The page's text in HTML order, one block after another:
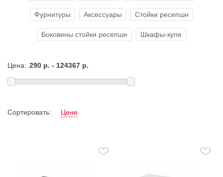
Фурнитуры Аксессуары Стойки ресепшн
Боковины стойки ресепшн Шкафы-купе
Цена:
Сортировать: Цене